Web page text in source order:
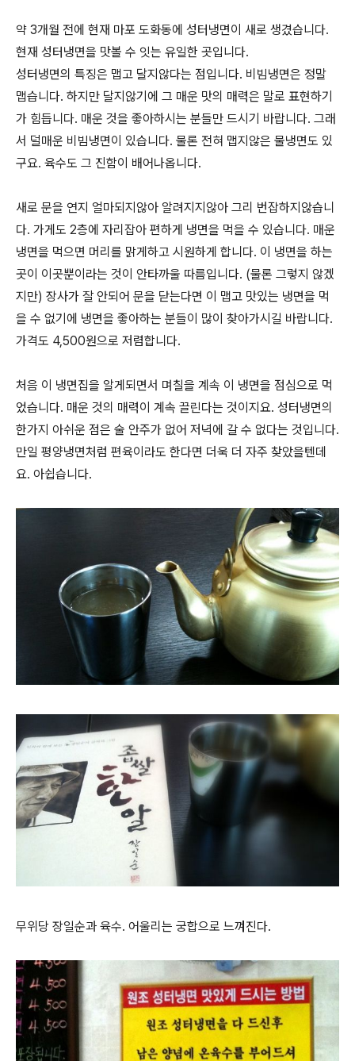
약 3개월 전에 현재 마포 도화동에 성터냉면이 새로 생겼습니다.
현재 성터냉면을 맛볼 수 잇는 유일한 곳입니다.
성터냉면의 특징은 맵고 달지않다는 점입니다. 비빔냉면은 정말
맵습니다. 하지만 달지않기에 그 매운 맛의 매력은 말로 표현하기
가 힘듭니다. 매운 것을 좋아하시는 분들만 드시기 바랍니다. 그래
서 덜매운 비빔냉면이 있습니다. 물론 전혀 맵지않은 물냉면도 있
구요. 육수도 그 진함이 배어나옵니다.
새로 문을 연지 얼마되지않아 알려지지않아 그리 번잡하지않습니
다. 가게도 2층에 자리잡아 편하게 냉면을 먹을 수 있습니다. 매운
냉면을 먹으면 머리를 맑게하고 시원하게 합니다. 이 냉면을 하는
곳이 이곳뿐이라는 것이 안타까울 따름입니다. (물론 그렇지 않겠
지만) 장사가 잘 안되어 문을 닫는다면 이 맵고 맛있는 냉면을 먹
을 수 없기에 냉면을 좋아하는 분들이 많이 찾아가시길 바랍니다.
가격도 4,500원으로 저렴합니다.
처음 이 냉면집을 알게되면서 며칠을 계속 이 냉면을 점심으로 먹
었습니다. 매운 것의 매력이 계속 끌린다는 것이지요. 성터냉면의
한가지 아쉬운 점은 술 안주가 없어 저녁에 갈 수 없다는 것입니다.
만일 평양냉면처럼 편육이라도 한다면 더욱 더 자주 찾았을텐데
요. 아쉽습니다.
무위당 장일순과 육수. 어울리는 궁합으로 느껴진다.